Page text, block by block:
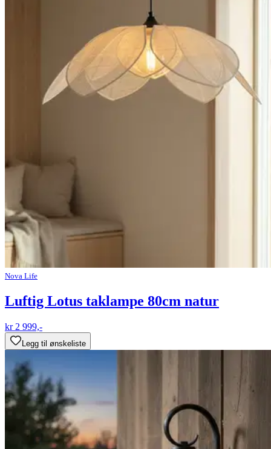
Nova Life
Luftig Lotus taklampe 80cm natur
kr 2 999,-
Legg til ønskeliste